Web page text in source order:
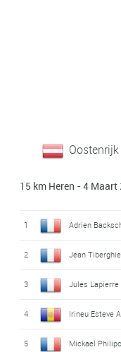
15 km Heren - 4 Maart
1 Adrien
2 Jean
3 Jules Lapierre
4 Irineu Esteve
5 Mickael